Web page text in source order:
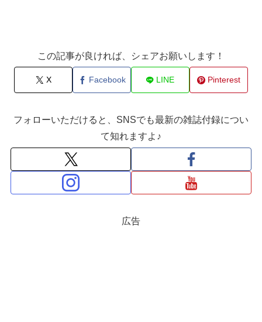
この記事が良ければ、シェアお願いします！
X Facebook LINE Pinterest
フォローいただけると、SNSでも最新の雑誌付録につい
て知れますよ♪
広告